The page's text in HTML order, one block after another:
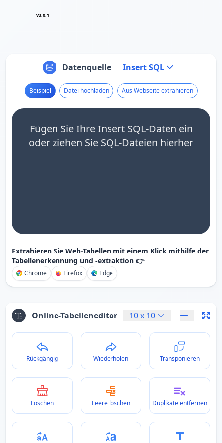
v3.0.1
Datenquelle Insert SQL
Beispiel Datei hochladen Aus Webseite extrahieren
Fügen Sie Ihre Insert SQL-Daten ein
oder ziehen Sie SQL-Dateien hierher
Extrahieren Sie Web-Tabellen mit einem Klick mithilfe der
Tabellenerkennung und -extraktion 👉
Chrome Firefox Edge
Online-Tabelleneditor 10x 10
Rückgängig Wiederholen Transponieren
Löschen Leere löschen Duplikate entfernen